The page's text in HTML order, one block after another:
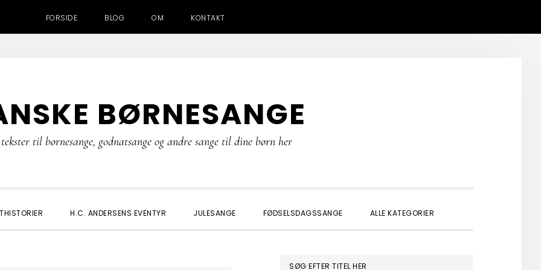
FORSIDE BLOG OM KONTAKT
BØRNESANGE
til børnesange, godnatsange og andre sange til dine børn her
H.C. ANDERSENS EVENTYR JULESANGE FØDSELSDAGSSANGE ALLE KATEGORIER
SØG EFTER TITEL HER